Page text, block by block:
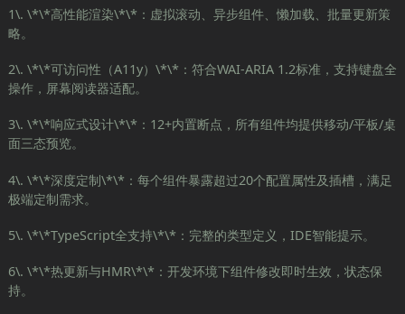
1\. \*\*高性能渲染\*\*：虚拟滚动、异步组件、懒加载、批量更新策
略。
2\. \*\*可访问性（A11y）\*\*：符合WAI-ARIA 1.2标准，支持键盘全
操作，屏幕阅读器适配。
3\. \*\*响应式设计\*\*：12+内置断点，所有组件均提供移动/平板/桌
面三态预览。
4\. \*\*深度定制\*\*：每个组件暴露超过20个配置属性及插槽，满足
极端定制需求。
5\. \*\*TypeScript全支持\*\*：完整的类型定义，IDE智能提示。
6\. \*\*热更新与HMR\*\*：开发环境下组件修改即时生效，状态保
持。